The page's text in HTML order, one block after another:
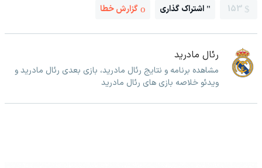
153 اشتراک گذاری گزارش خطا
رئال مادرید
مشاهده برنامه و نتایج رئال مادرید، بازی بعدی رئال مادرید و
ویدئو خلاصه بازی های رئال مادرید